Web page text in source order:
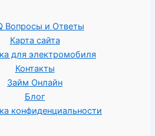
Вопросы и Ответы
Карта сайта
для электромобиля
Контакты
Займ Онлайн
Блог
конфиденциальности